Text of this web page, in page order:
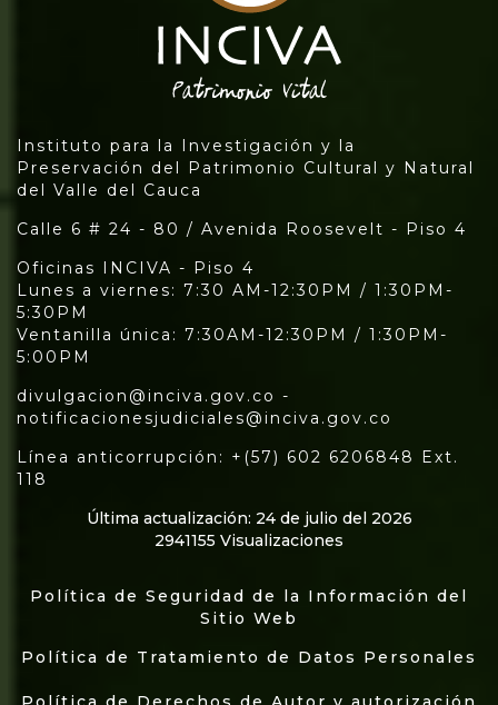
Instituto para la Investigación y la
Preservación del Patrimonio Cultural y Natural
del Valle del Cauca
Calle 6 # 24 - 80 / Avenida Roosevelt - Piso 4
Oficinas INCIVA - Piso 4
Lunes a viernes: 7:30 AM-12:30PM / 1:30PM-
5:30PM
Ventanilla única: 7:30AM-12:30PM / 1:30PM-
5:00PM
divulgacion@inciva.gov.co -
notificacionesjudiciales@inciva.gov.co
Línea anticorrupción: +(57) 602 6206848 Ext.
118
Última actualización: 24 de julio del 2026
2941155 Visualizaciones
Política de Seguridad de la Información del
Sitio Web
Política de Tratamiento de Datos Personales